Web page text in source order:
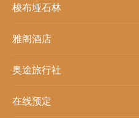
梭布垭石林
雅阁酒店
奥途旅行社
在线预定